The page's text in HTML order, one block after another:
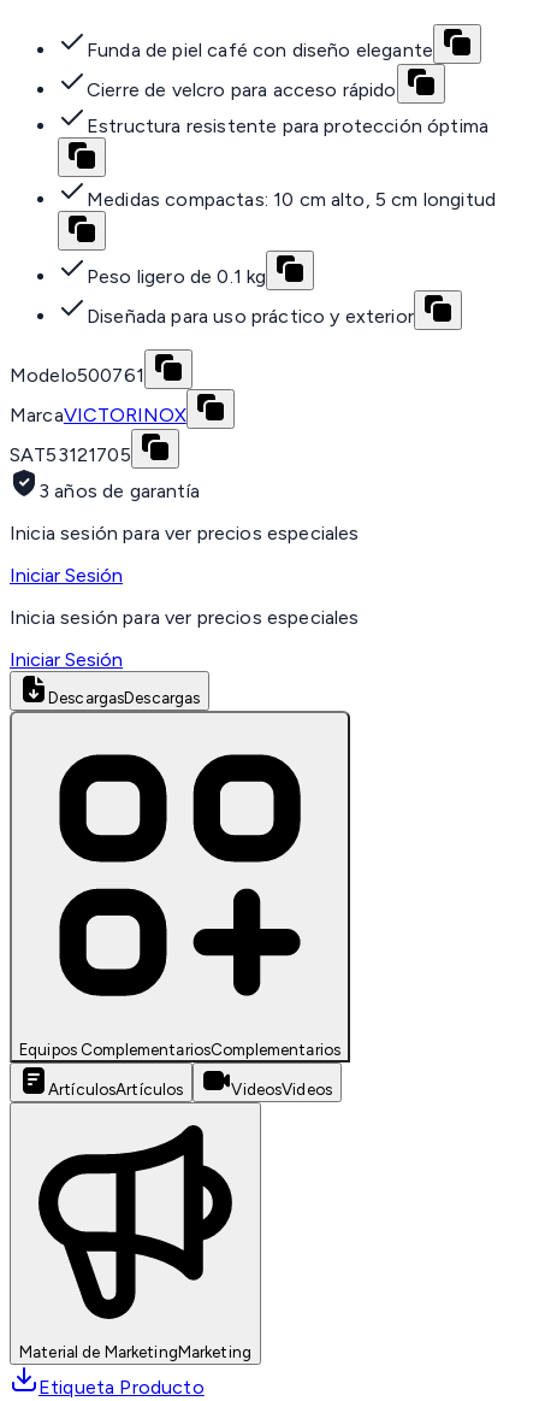
Funda de piel café con diseño elegante
Cierre de velcro para acceso rápido
Estructura resistente para protección óptima
Medidas compactas: 10 cm alto, 5 cm longitud
Peso ligero de 0.1 kg
Diseñada para uso práctico y exterior
Modelo500761
MarcaVICTORINOX
SAT53121705
3 años de garantía
Inicia sesión para ver precios especiales
Iniciar Sesión
Inicia sesión para ver precios especiales
Iniciar Sesión
DescargasDescargas
Equipos ComplementariosComplementarios
ArtículosArtículos VideosVideos
Material de MarketingMarketing
Etiqueta Producto